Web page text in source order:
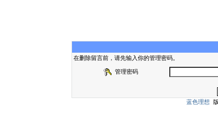
在删除留言前，请先输入你的管理密码。
管理密码
蓝色理想版